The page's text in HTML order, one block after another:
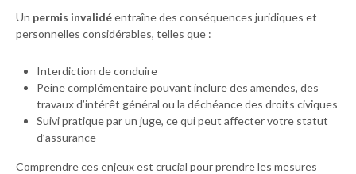
Un permis invalidéentraîne des conséquences juridiques et
personnelles considérables, telles que :
Interdiction de conduire
Peine complémentaire pouvant inclure des amendes, des
travaux d’intérêt général ou la déchéance des droits civiques
Suivi pratique par un juge, ce qui peut affecter votre statut
d’assurance
Comprendre ces enjeux est crucial pour prendre les mesures